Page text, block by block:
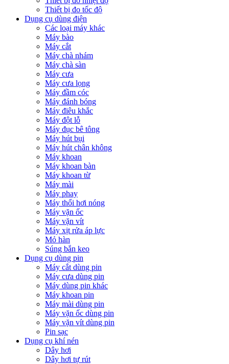
Thiết bị đo tốc độ
Dụng cụ dùng điện
Các loại máy khác
Máy bào
Máy cắt
Máy chà nhám
Máy chà sàn
Máy cưa
Máy cưa lọng
Máy đầm cóc
Máy đánh bóng
Máy điêu khắc
Máy đột lỗ
Máy đục bê tông
Máy hút bụi
Máy hút chân không
Máy khoan
Máy khoan bàn
Máy khoan từ
Máy mài
Máy phay
Máy thổi hơi nóng
Máy vặn ốc
Máy vặn vít
Máy xịt rửa áp lực
Mỏ hàn
Súng bắn keo
Dụng cụ dùng pin
Máy cắt dùng pin
Máy cưa dùng pin
Máy dùng pin khác
Máy khoan pin
Máy mài dùng pin
Máy vặn ốc dùng pin
Máy vặn vít dùng pin
Pin sạc
Dụng cụ khí nén
Dây hơi
Dây hơi tự rút